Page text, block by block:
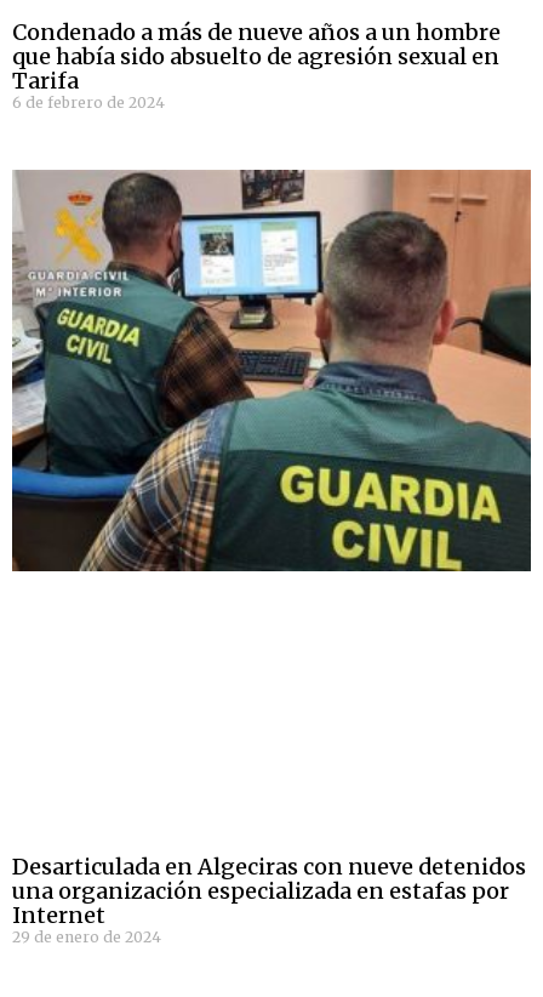
Condenado a más de nueve años a un hombre
que había sido absuelto de agresión sexual en
Tarifa
6 de febrero de 2024
Desarticulada en Algeciras con nueve detenidos
una organización especializada en estafas por
Internet
29 de enero de 2024